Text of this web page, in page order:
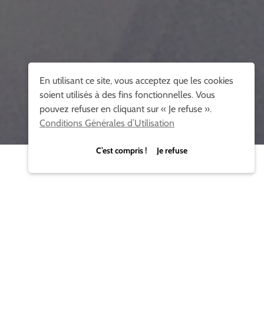
En utilisant ce site, vous acceptez que les cookies
soient utilisés à des fins fonctionnelles. Vous
pouvez refuser en cliquant sur « Je refuse ».
Conditions Générales d’Utilisation
C’est compris ! Je refuse